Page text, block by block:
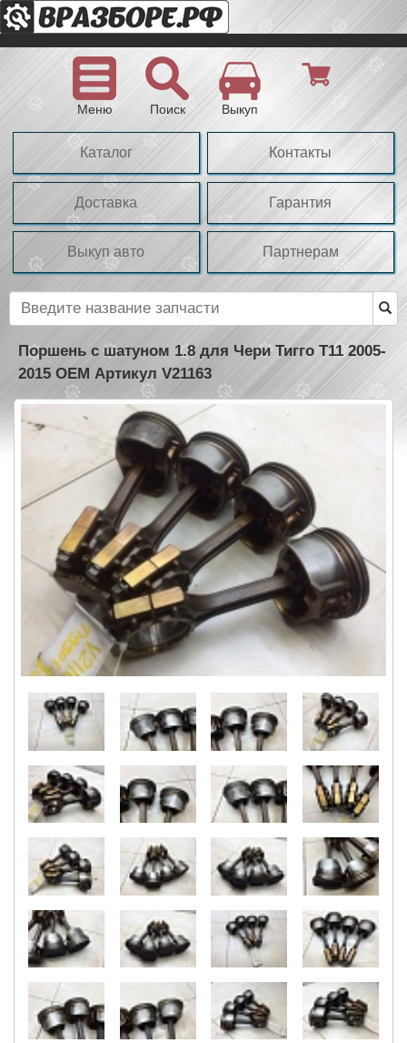
Меню Поиск Выкуп
Каталог Контакты
Доставка Гарантия
Выкуп авто Партнерам
Поршень с шатуном 1.8 для Чери Тигго Т11 2005-
2015 OEM Артикул V21163